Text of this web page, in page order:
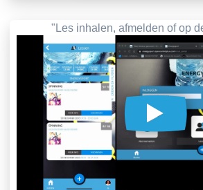
"Les inhalen, afmelden of op